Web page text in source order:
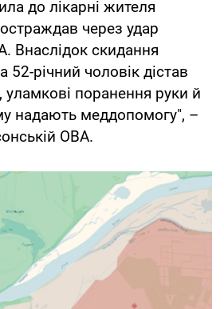
до лікарні жителя
через удар
Внаслідок скидання
52-річний чоловік дістав
уламкові поранення руки й
надають меддопомогу", –
ОВА.